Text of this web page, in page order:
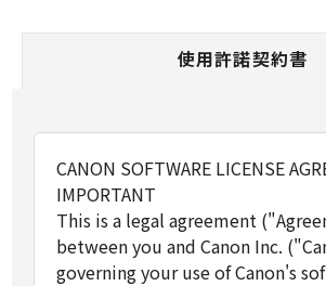
使用許諾契約書
CANON SOFTWARE LICENSE
IMPORTANT
This is a legal agreement
between you and Canon Inc.
governing your use of Canon's